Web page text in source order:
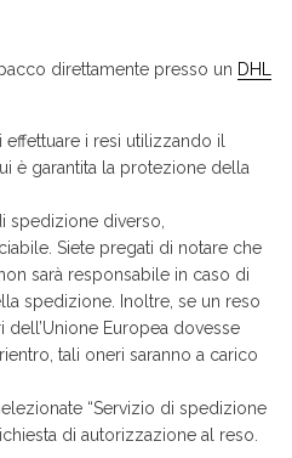
direttamente presso un DHL
i resi utilizzando il
è garantita la protezione della
spedizione diverso,
Siete pregati di notare che
sarà responsabile in caso di
spedizione. Inoltre, se un reso
Europea dovesse
tali oneri saranno a carico
“Servizio di spedizione
di autorizzazione al reso.